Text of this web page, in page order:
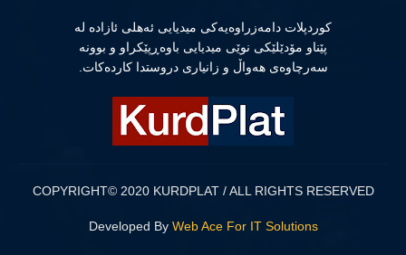
كوردپلات دامەزراوەیەكی میدیایی ئەهلی ئازادە لە
پێناو مۆدێلێكی نوێی میدیایی باوەڕپێكراو و بوونە
سەرچاوەی هەواڵ و زانیاری دروستدا كاردەكات.
COPYRIGHT© 2020 KURDPLAT / ALL RIGHTS RESERVED
Web Ace For IT Solutions
Developed By